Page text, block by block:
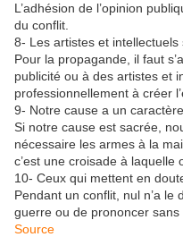
L’adhésion de l’opinion
du conflit.
8- Les artistes et intellectuels
Pour la propagande, il faut
publicité ou à des artistes et
professionnellement à créer
9- Notre cause a un
Si notre cause est sacrée,
nécessaire les armes à la
c’est une croisade à laquelle
10- Ceux qui mettent en
Pendant un conflit, nul n’a
guerre ou de prononcer sans
Source